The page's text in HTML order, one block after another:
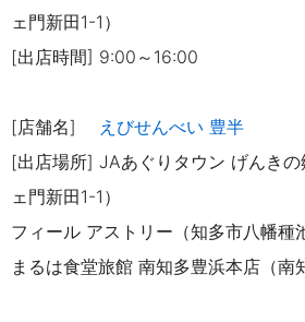
ェ門新田1-1）
[出店時間] 9:00～16:00
[店舗名]
えびせんべい 豊半
[出店場所] JAあぐりタウン げんき
ェ門新田1-1）
フィール アストリー（知多市八幡種
まるは食堂旅館 南知多豊浜本店（南